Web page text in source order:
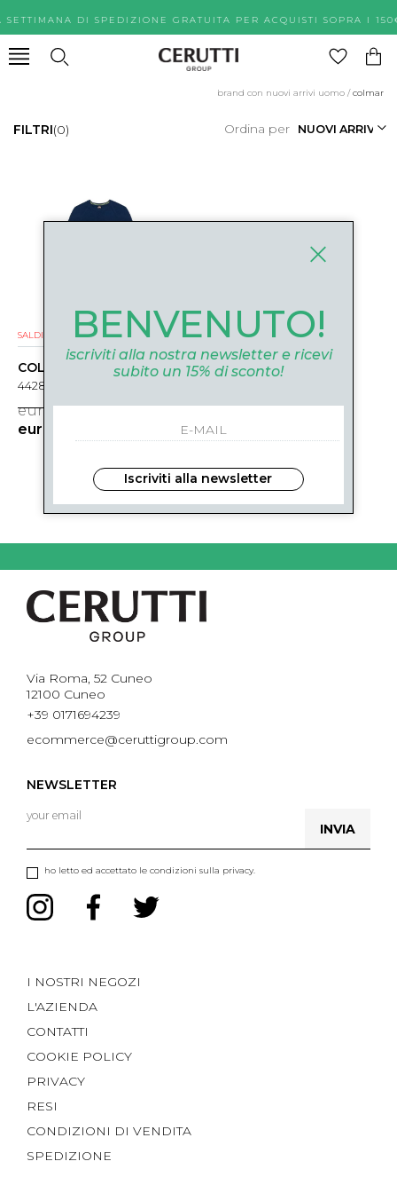
SETTIMANA DI SPEDIZIONE GRATUITA PER ACQUISTI
brand con nuovi arrivi uomo /colmar
FILTRI(0) Ordina per
SALDI NUOVI ARRIVI
COLMAR
4428T-3ZB68 BLU
eur 95.00
eur 66.00
1DI 1
Via Roma, 52 Cuneo
12100 Cuneo
+39 0171694239
ecommerce@ceruttigroup.com
NEWSLETTER
ho letto ed accettato le condizioni sulla privacy.
INVIA
I NOSTRI NEGOZI
L'AZIENDA
CONTATTI
COOKIE POLICY
PRIVACY
RESI
CONDIZIONI DI VENDITA
SPEDIZIONE
BENVENUTO!
iscriviti alla nostra newsletter e ricevi
subito un 15% di sconto!
Iscriviti alla newsletter